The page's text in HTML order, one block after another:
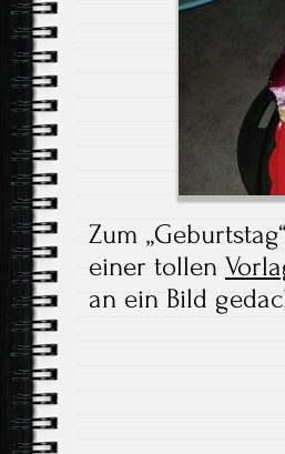
Zum
einer tollen
an ein Bild